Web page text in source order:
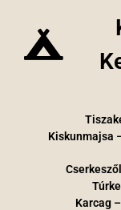
Kiskunmajsa
Karcag